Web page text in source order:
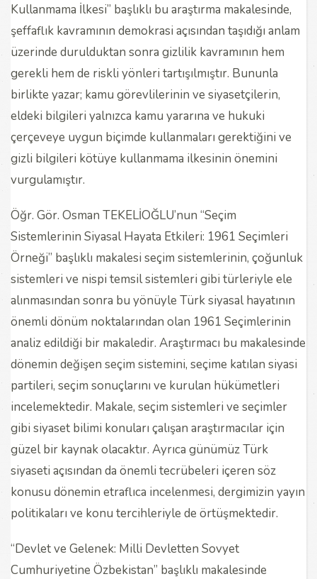
Kullanmama İlkesi” başlıklı bu araştırma makalesinde,
şeffaflık kavramının demokrasi açısından taşıdığı anlam
üzerinde durulduktan sonra gizlilik kavramının hem
gerekli hem de riskli yönleri tartışılmıştır. Bununla
birlikte yazar; kamu görevlilerinin ve siyasetçilerin,
eldeki bilgileri yalnızca kamu yararına ve hukuki
çerçeveye uygun biçimde kullanmaları gerektiğini ve
gizli bilgileri kötüye kullanmama ilkesinin önemini
vurgulamıştır.
Öğr. Gör. Osman TEKELİOĞLU’nun “Seçim
Sistemlerinin Siyasal Hayata Etkileri: 1961 Seçimleri
Örneği” başlıklı makalesi seçim sistemlerinin, çoğunluk
sistemleri ve nispi temsil sistemleri gibi türleriyle ele
alınmasından sonra bu yönüyle Türk siyasal hayatının
önemli dönüm noktalarından olan 1961 Seçimlerinin
analiz edildiği bir makaledir. Araştırmacı bu makalesinde
dönemin değişen seçim sistemini, seçime katılan siyasi
partileri, seçim sonuçlarını ve kurulan hükümetleri
incelemektedir. Makale, seçim sistemleri ve seçimler
gibi siyaset bilimi konuları çalışan araştırmacılar için
güzel bir kaynak olacaktır. Ayrıca günümüz Türk
siyaseti açısından da önemli tecrübeleri içeren söz
konusu dönemin etraflıca incelenmesi, dergimizin yayın
politikaları ve konu tercihleriyle de örtüşmektedir.
“Devlet ve Gelenek: Milli Devletten Sovyet
Cumhuriyetine Özbekistan” başlıklı makalesinde